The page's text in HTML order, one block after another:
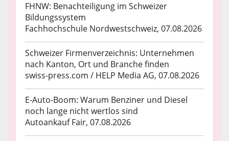
FHNW: Benachteiligung im Schweizer
Bildungssystem
Fachhochschule Nordwestschweiz, 07.08.2026
Schweizer Firmenverzeichnis: Unternehmen
nach Kanton, Ort und Branche finden
swiss-press.com / HELP Media AG, 07.08.2026
E-Auto-Boom: Warum Benziner und Diesel
noch lange nicht wertlos sind
Autoankauf Fair, 07.08.2026